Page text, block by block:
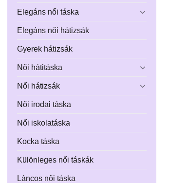
Elegáns női táska
Elegáns női hátizsák
Gyerek hátizsák
Női hátitáska
Női hátizsák
Női irodai táska
Női iskolatáska
Kocka táska
Különleges női táskák
Láncos női táska